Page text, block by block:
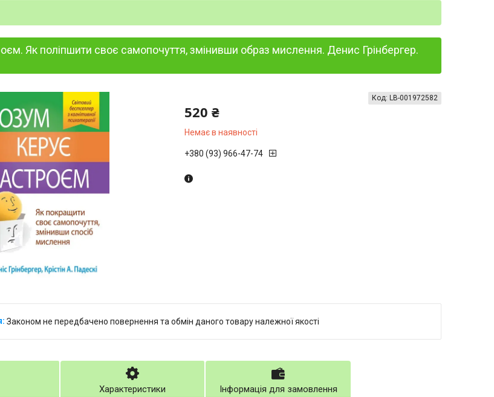
Як поліпшити своє самопочуття, змінивши образ мислення. Денис Грінбергер.
520 ₴
Немає в наявності
Код: LB-001972582
+380 (93) 966-47-74
Законом не передбачено повернення та обмін даного товару належної якості
Характеристики Інформація для замовлення